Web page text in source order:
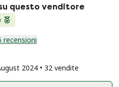
questo venditore
recensioni
2024 • 32 vendite